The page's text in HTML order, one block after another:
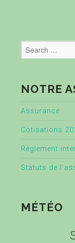
NOTRE
Assurance
Cotisations
Règlement
Statuts de
MÉTÉO